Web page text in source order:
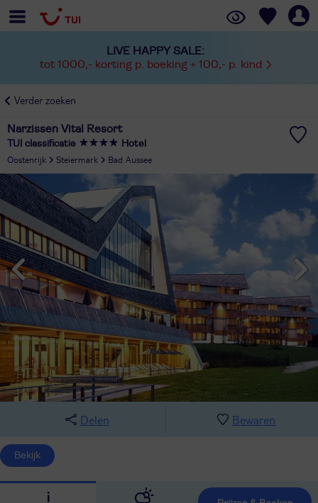
LIVE HAPPY SALE:
tot 1000,- korting p. boeking + 100,- p. kind
Verder zoeken
Narzissen Vital Resort
TUI classificatie Hotel
Oostenrijk Steiermark Bad Aussee
Delen Bewaren
Bekijk